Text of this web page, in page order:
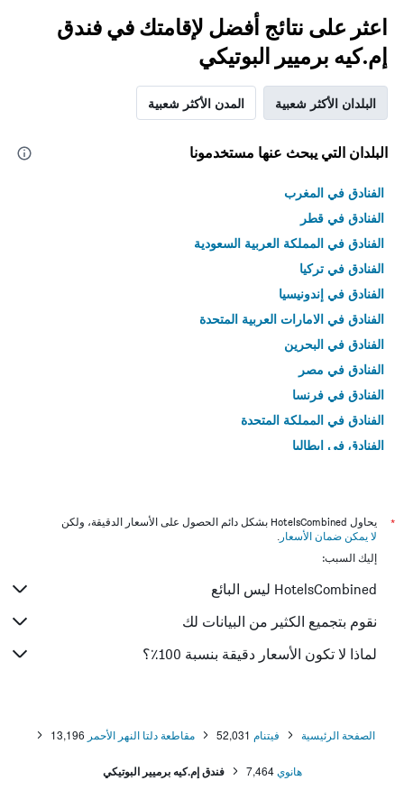
اعثر على نتائج أفضل لإقامتك في فندق
إم.كيه برميير البوتيكي
البلدان الأكثر شعبية المدن الأكثر شعبية
البلدان التي يبحث عنها مستخدمونا
الفنادق في المغرب
الفنادق في قطر
الفنادق في المملكة العربية السعودية
الفنادق في تركيا
الفنادق في إندونيسيا
الفنادق في الامارات العربية المتحدة
الفنادق في البحرين
الفنادق في مصر
الفنادق في فرنسا
الفنادق في المملكة المتحدة
الفنادق في إيطاليا
*
يحاول HotelsCombined بشكل دائم الحصول على الأسعار الدقيقة، ولكن
لا يمكن ضمان الأسعار .
إليك السبب:
HotelsCombined ليس البائع
نقوم بتجميع الكثير من البيانات لك
لماذا لا تكون الأسعار دقيقة بنسبة 100٪؟
الصفحة الرئيسية فيتنام 52,031 مقاطعة دلتا النهر الأحمر 13,196
هانوي 7,464 فندق إم.كيه برميير البوتيكي